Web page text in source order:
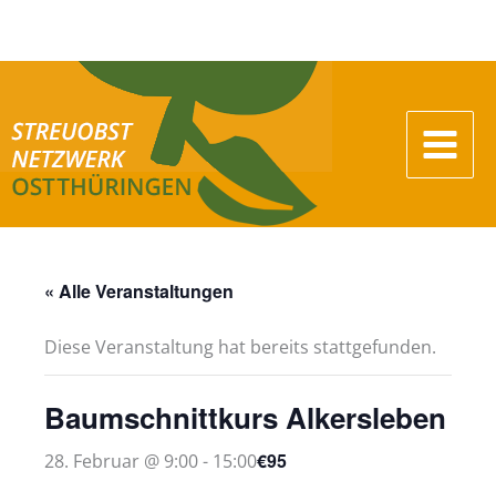
springen
« Alle Veranstaltungen
Diese Veranstaltung hat bereits stattgefunden.
Baumschnittkurs Alkersleben
28. Februar @ 9:00- 15:00€95